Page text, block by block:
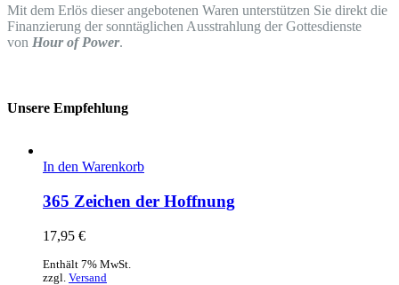
Mit dem Erlös dieser angebotenen Waren unterstützen Sie direkt die
Finanzierung der sonntäglichen Ausstrahlung der Gottesdienste
von Hour of Power.
Unsere Empfehlung
In den Warenkorb
365 Zeichen der Hoffnung
17,95 €
Enthält 7% MwSt.
zzgl. Versand